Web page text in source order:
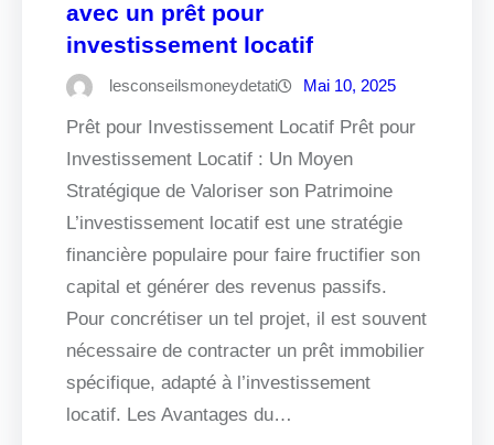
avec un prêt pour
investissement locatif
lesconseilsmoneydetati Mai 10, 2025
Prêt pour Investissement Locatif Prêt pour
Investissement Locatif : Un Moyen
Stratégique de Valoriser son Patrimoine
L’investissement locatif est une stratégie
financière populaire pour faire fructifier son
capital et générer des revenus passifs.
Pour concrétiser un tel projet, il est souvent
nécessaire de contracter un prêt immobilier
spécifique, adapté à l’investissement
locatif. Les Avantages du…